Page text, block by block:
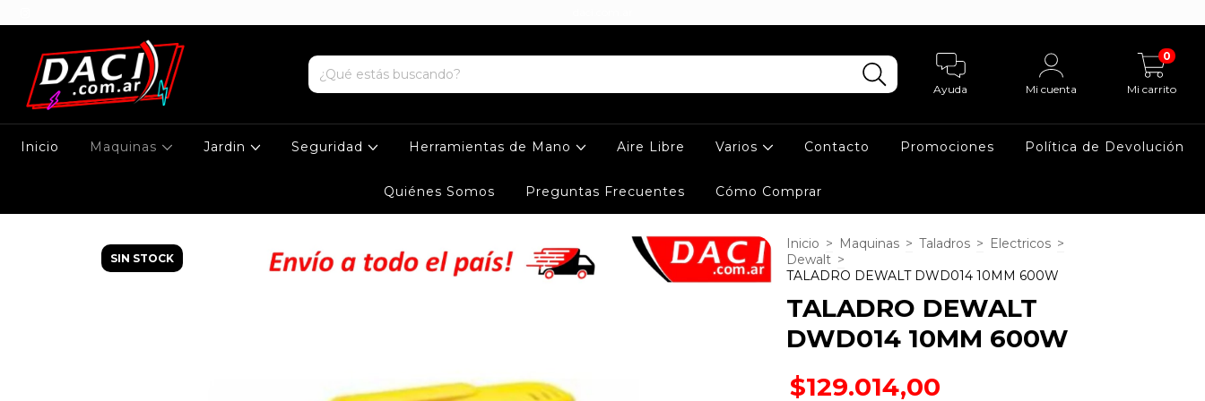
Ayuda Mi cuenta Mi carrito
0
Inicio Maquinas Jardin Seguridad Herramientas de Mano Aire Libre Varios Contacto Promociones Política de Devolución
Quiénes Somos Preguntas Frecuentes Cómo Comprar
SIN STOCK
Inicio > Maquinas > Taladros > Electricos >
Dewalt >
TALADRO DEWALT DWD014 10MM 600W
TALADRO DEWALT
DWD014 10MM 600W
$129.014,00